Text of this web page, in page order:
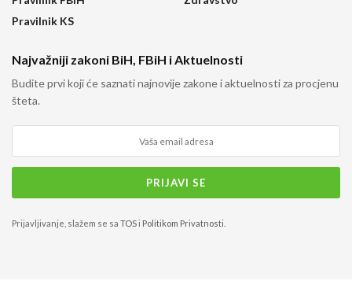
Pravilnik KS
Najvažniji zakoni BiH, FBiH i Aktuelnosti
Budite prvi koji će saznati najnovije zakone i aktuelnosti za procjenu
šteta.
Prijavljivanje, slažem se sa TOSi Politikom Privatnosti